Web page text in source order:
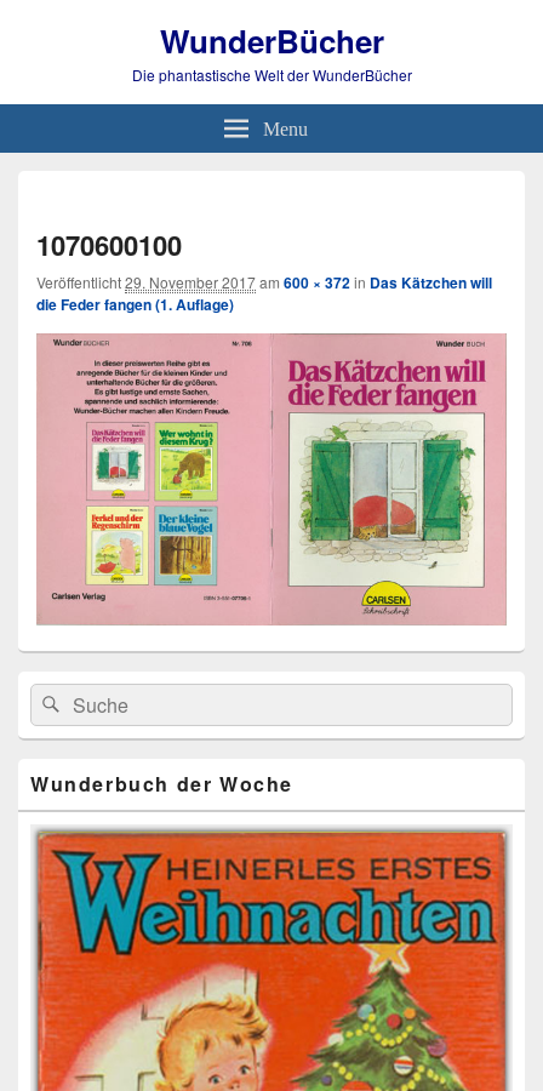
WunderBücher
Die phantastische Welt der WunderBücher
Menu
1070600100
Veröffentlicht29. November 2017am 600 × 372in Das Kätzchen will
die Feder fangen (1. Auflage)
Primärer
Seitenleisten
Widget-
Bereich
Search
for:
Suche
Wunderbuch der Woche